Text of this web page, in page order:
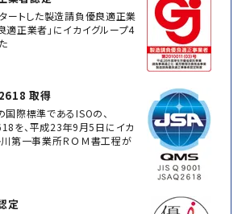
ートした製造請負優良適正業
適正業者」にイカイグループ4
取得
国際標準であるISOの、
を、平成23年9月5日にイカ
川第一事業所ＲＯＭ書工程が
定